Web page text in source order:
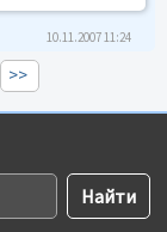
10.11.2007 11:24
>>